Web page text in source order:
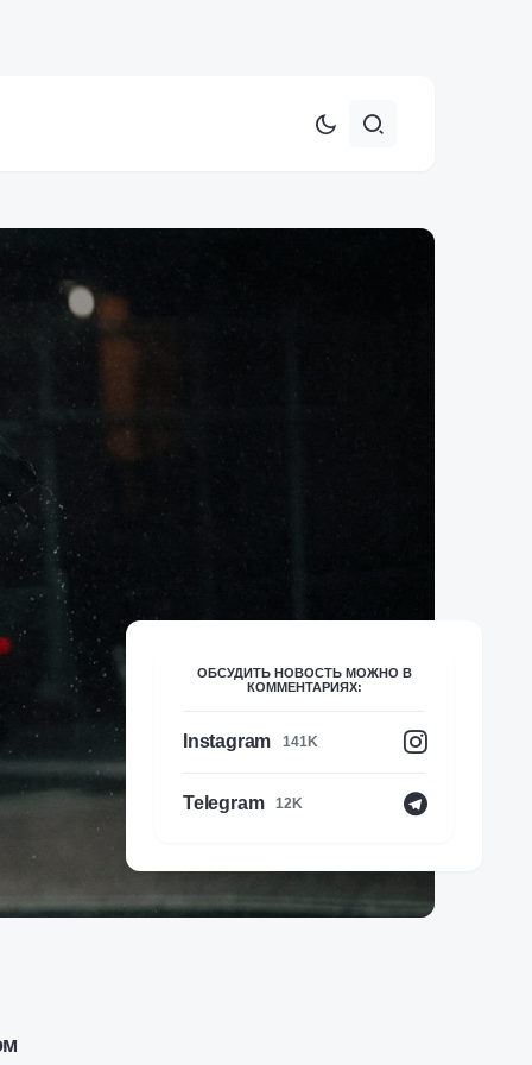
ОБСУДИТЬ НОВОСТЬ МОЖНО В
КОММЕНТАРИЯХ:
Instagram 141K
Telegram 12K